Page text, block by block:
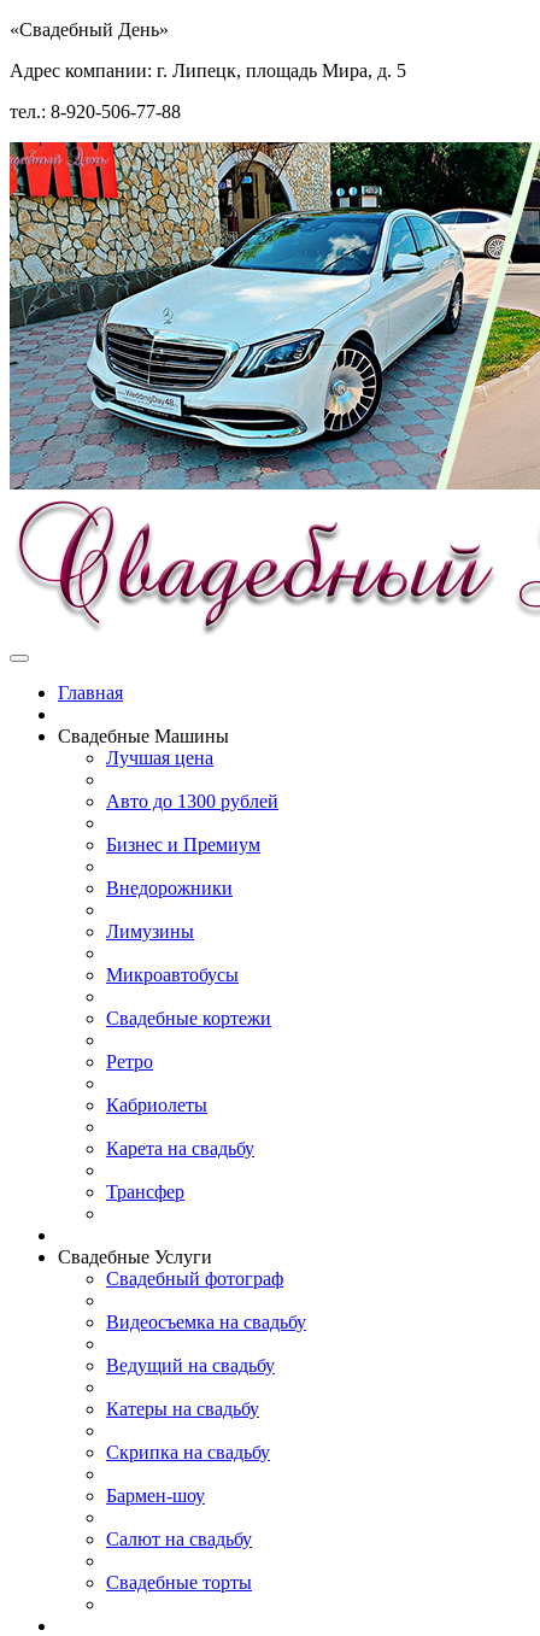
«Свадебный День»
Адрес компании: г. Липецк, площадь Мира, д. 5
тел.: 8-920-506-77-88
Главная
Свадебные Машины
Лучшая цена
Авто до 1300 рублей
Бизнес и Премиум
Внедорожники
Лимузины
Микроавтобусы
Свадебные кортежи
Ретро
Кабриолеты
Карета на свадьбу
Трансфер
Свадебные Услуги
Свадебный фотограф
Видеосъемка на свадьбу
Ведущий на свадьбу
Катеры на свадьбу
Скрипка на свадьбу
Бармен-шоу
Салют на свадьбу
Свадебные торты